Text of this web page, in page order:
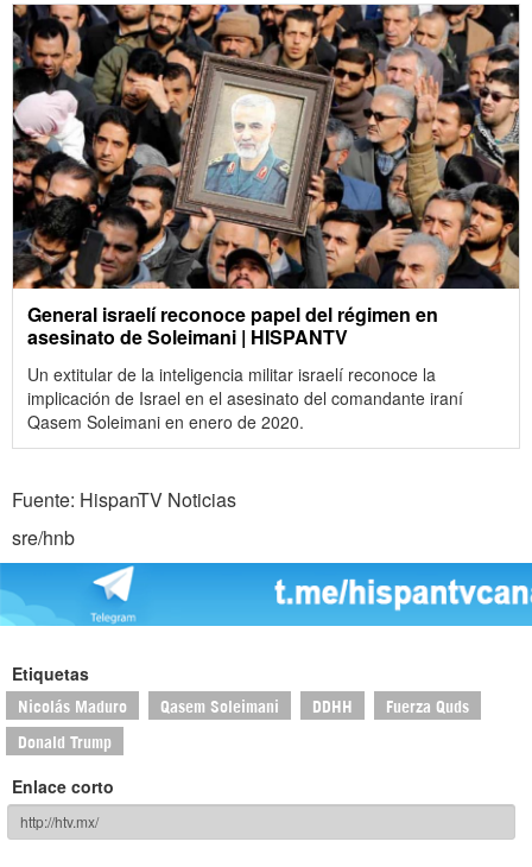
General israelí reconoce papel del régimen en
asesinato de Soleimani | HISPANTV
Un extitular de la inteligencia militar israelí reconoce la
implicación de Israel en el asesinato del comandante iraní
Qasem Soleimani en enero de 2020.
Fuente: HispanTV Noticias
sre/hnb
Etiquetas
Nicolás Maduro Qasem Soleimani DDHH Fuerza Quds
Donald Trump
Enlace corto